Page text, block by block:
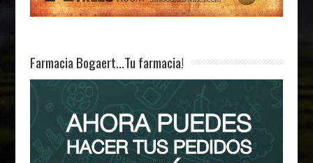
Farmacia Bogaert…Tu farmacia!